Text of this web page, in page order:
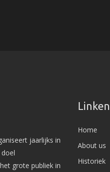
jaarlijks in
grote publiek in
Linken
Home
About us
Historiek